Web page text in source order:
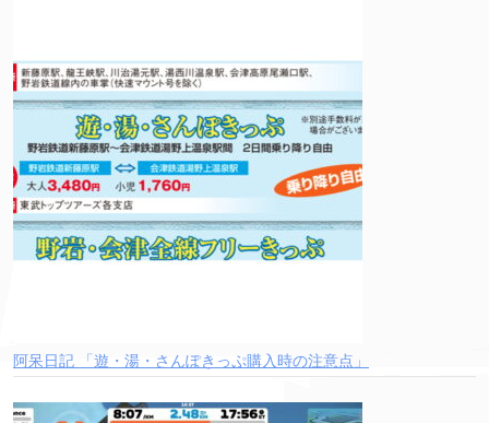
阿呆日記 「遊・湯・さんぽきっぷ購入時の注意点」